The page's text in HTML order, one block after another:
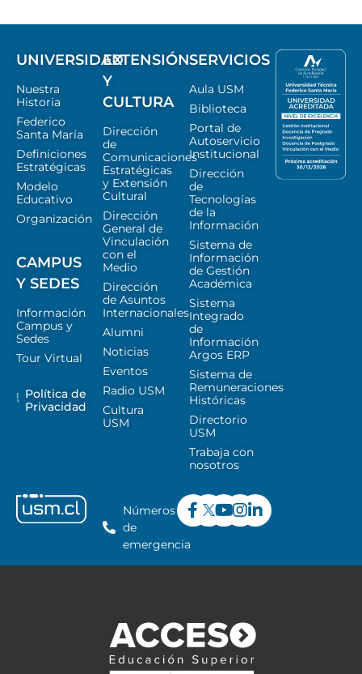
UNIVERSIDAD
Nuestra
Historia
Federico
Santa María
Definiciones
Estratégicas
Modelo
Educativo
Organización
CAMPUS
Y SEDES
Información
Campus y
Sedes
Tour Virtual
Política de
Privacidad
EXTENSIÓN
Y
CULTURA
Dirección
de
Comunicaciones
Estratégicas
y Extensión
Cultural
Dirección
General de
Vinculación
con el
Medio
Dirección
de Asuntos
Internacionales
Alumni
Noticias
Eventos
Radio USM
Cultura
USM
SERVICIOS
Aula USM
Biblioteca
Portal de
Autoservicio
Institucional
Dirección
de
Tecnologías
de la
Información
Sistema de
Información
de Gestión
Académica
Sistema
Integrado
de
Información
Argos ERP
Sistema de
Remuneraciones
Históricas
Directorio
USM
Trabaja con
nosotros
Números
de
emergencia